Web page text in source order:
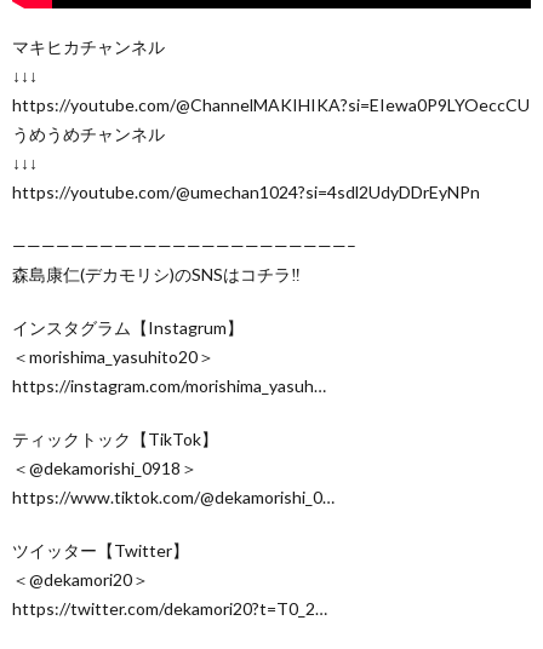
マキヒカチャンネル
↓↓↓
https://youtube.com/@ChannelMAKIHIKA?si=EIewa0P9LYOeccCU
うめうめチャンネル
↓↓↓
https://youtube.com/@umechan1024?si=4sdl2UdyDDrEyNPn
———————————————————————–
森島康仁(デカモリシ)のSNSはコチラ‼
インスタグラム【Instagrum】
＜morishima_yasuhito20＞
https://instagram.com/morishima_yasuh…
ティックトック【TikTok】
＜@dekamorishi_0918＞
https://www.tiktok.com/@dekamorishi_0…
ツイッター【Twitter】
＜@dekamori20＞
https://twitter.com/dekamori20?t=T0_2…